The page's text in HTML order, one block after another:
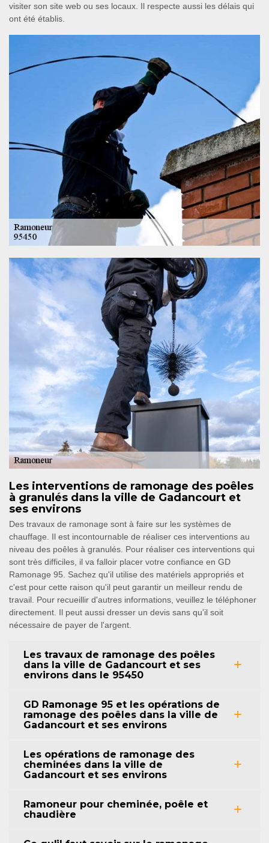
visiter son site web ou ses locaux. Il respecte aussi les délais qui
ont été établis.
Les interventions de ramonage des poêles
à granulés dans la ville de Gadancourt et
ses environs
Des travaux de ramonage sont à faire sur les systèmes de
chauffage. Il est incontournable de réaliser ces interventions au
niveau des poêles à granulés. Pour réaliser ces interventions qui
sont très difficiles, il va falloir placer votre confiance en GD
Ramonage 95. Sachez qu'il utilise des matériels appropriés et
c'est pour cette raison qu'il peut garantir un meilleur rendu de
travail. Pour recueillir d'autres informations, veuillez le téléphoner
directement. Il peut aussi dresser un devis sans qu'il soit
nécessaire de payer de l'argent.
Les travaux de ramonage des poêles
dans la ville de Gadancourt et ses
environs dans le 95450
GD Ramonage 95 et les opérations de
ramonage des poêles dans la ville de
Gadancourt et ses environs
Les opérations de ramonage des
cheminées dans la ville de
Gadancourt et ses environs
Ramoneur pour cheminée, poêle et
chaudière